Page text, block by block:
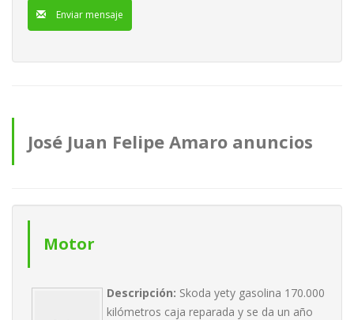
Enviar mensaje
José Juan Felipe Amaro anuncios
Motor
Descripción: Skoda yety gasolina 170.000
kilómetros caja reparada y se da un año